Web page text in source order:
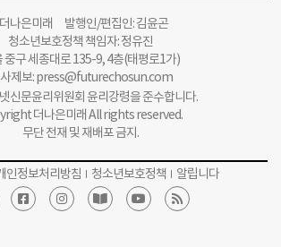
나은미래 발행인/편집인: 김윤곤
청소년보호정책 책임자: 정유진
중구 세종대로 135-9, 4층(태평로1가)
제보:press@futurechosun.com
신문윤리위원회 윤리강령을 준수합니다.
더나은미래 All rights reserved.
무단 전재 및 재배포 금지.
인정보처리방침 청소년보호정책 알립니다